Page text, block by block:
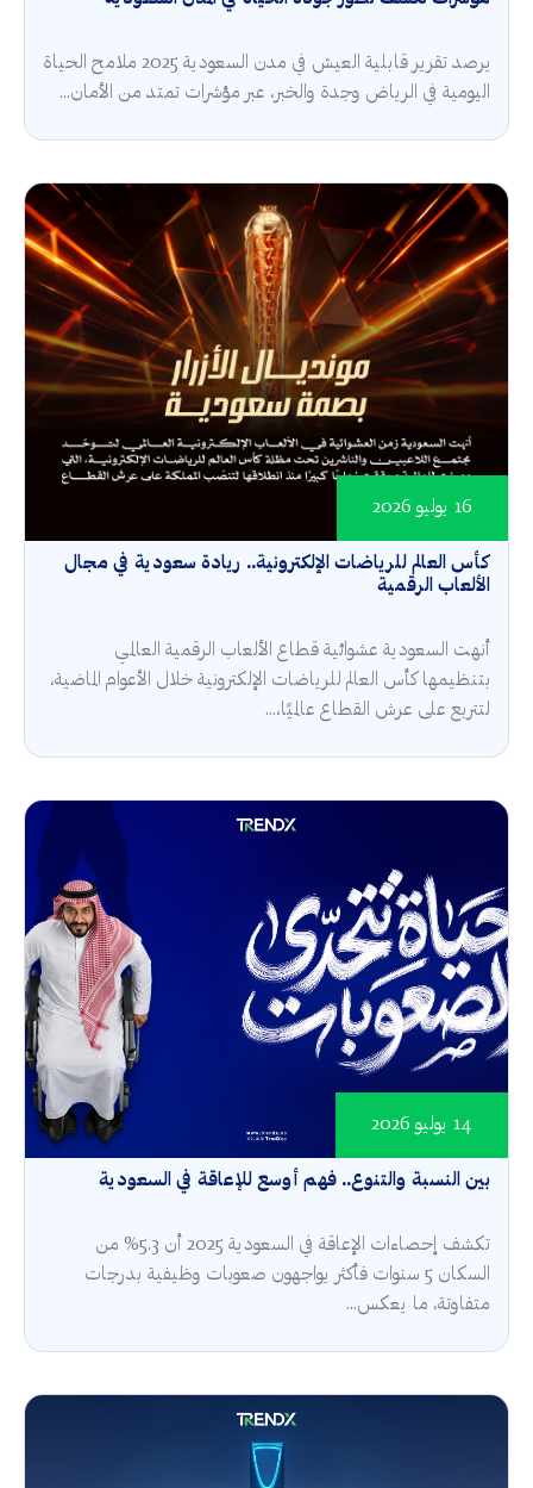
يرصد تقرير قابلية العيش في مدن السعودية 2025 ملامح الحياة
اليومية في الرياض وجدة والخبر، عبر مؤشرات تمتد من الأمان...
كأس العالم للرياضات الإلكترونية.. ريادة سعودية في مجال
الألعاب الرقمية
16 يوليو 2026
أنهت السعودية عشوائية قطاع الألعاب الرقمية العالمي
بتنظيمها كأس العالم للرياضات الإلكترونية خلال الأعوام الماضية،
لتتربع على عرش القطاع عالميًا،...
بين النسبة والتنوع.. فهم أوسع للإعاقة في السعودية
14 يوليو 2026
تكشف إحصاءات الإعاقة في السعودية 2025 أن 5.3% من
السكان 5 سنوات فأكثر يواجهون صعوبات وظيفية بدرجات
متفاوتة، ما يعكس...